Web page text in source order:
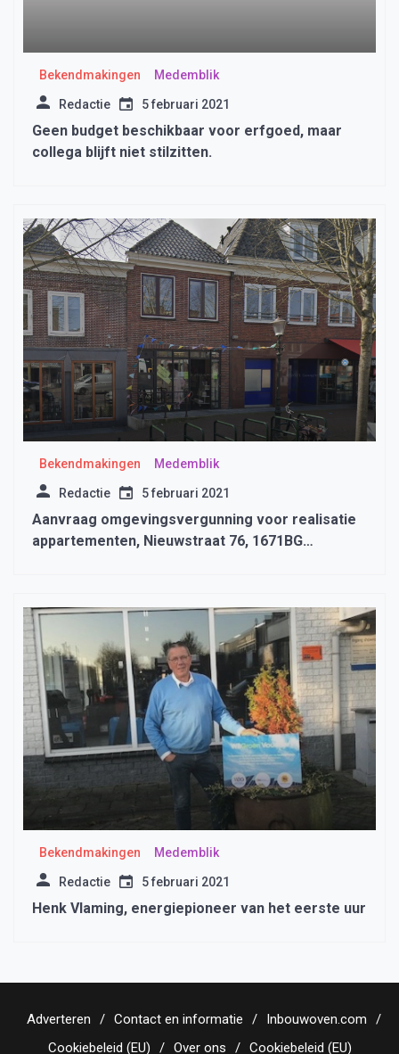
Bekendmakingen Medemblik
Redactie 5 februari 2021
Geen budget beschikbaar voor erfgoed, maar
collega blijft niet stilzitten.
Bekendmakingen Medemblik
Redactie 5 februari 2021
Aanvraag omgevingsvergunning voor realisatie
appartementen, Nieuwstraat 76, 1671BG
Bekendmakingen Medemblik
Redactie 5 februari 2021
Henk Vlaming, energiepioneer van het eerste uur
Adverteren Contact en informatie
Inbouwoven.com
Cookiebeleid (EU)
Over ons Cookiebeleid (EU)